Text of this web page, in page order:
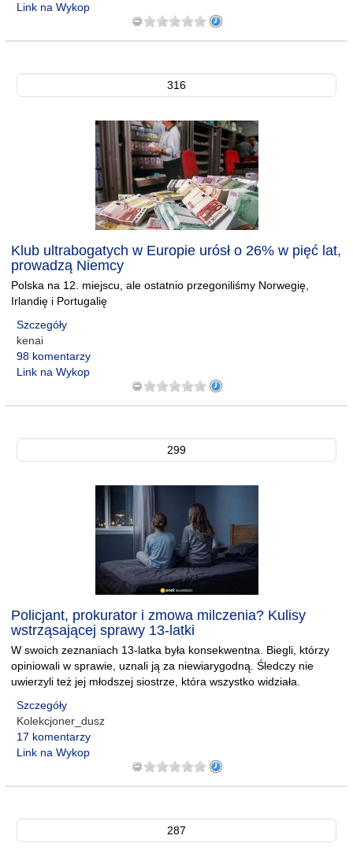
Link na Wykop
316
Klub ultrabogatych w Europie urósł o 26% w pięć lat,
prowadzą Niemcy
Polska na 12. miejscu, ale ostatnio przegoniliśmy Norwegię,
Irlandię i Portugalię
Szczegóły
kenai
98 komentarzy
Link na Wykop
299
Policjant, prokurator i zmowa milczenia? Kulisy
wstrząsającej sprawy 13-latki
W swoich zeznaniach 13-latka była konsekwentna. Biegli, którzy
opiniowali w sprawie, uznali ją za niewiarygodną. Śledczy nie
uwierzyli też jej młodszej siostrze, która wszystko widziała.
Szczegóły
Kolekcjoner_dusz
17 komentarzy
Link na Wykop
287